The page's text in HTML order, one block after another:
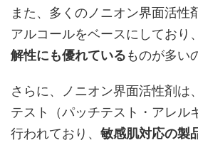
また、多くのノニオン界面活性
アルコールをベースにしており、
解性にも優れているものが多い
さらに、ノニオン界面活性剤は
テスト（パッチテスト・アレル
行われており、 敏感肌対応の製